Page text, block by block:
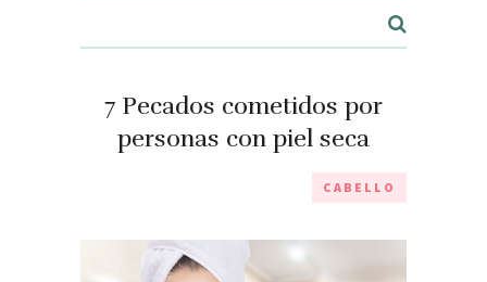
7 Pecados cometidos por
personas con piel seca
CABELLO